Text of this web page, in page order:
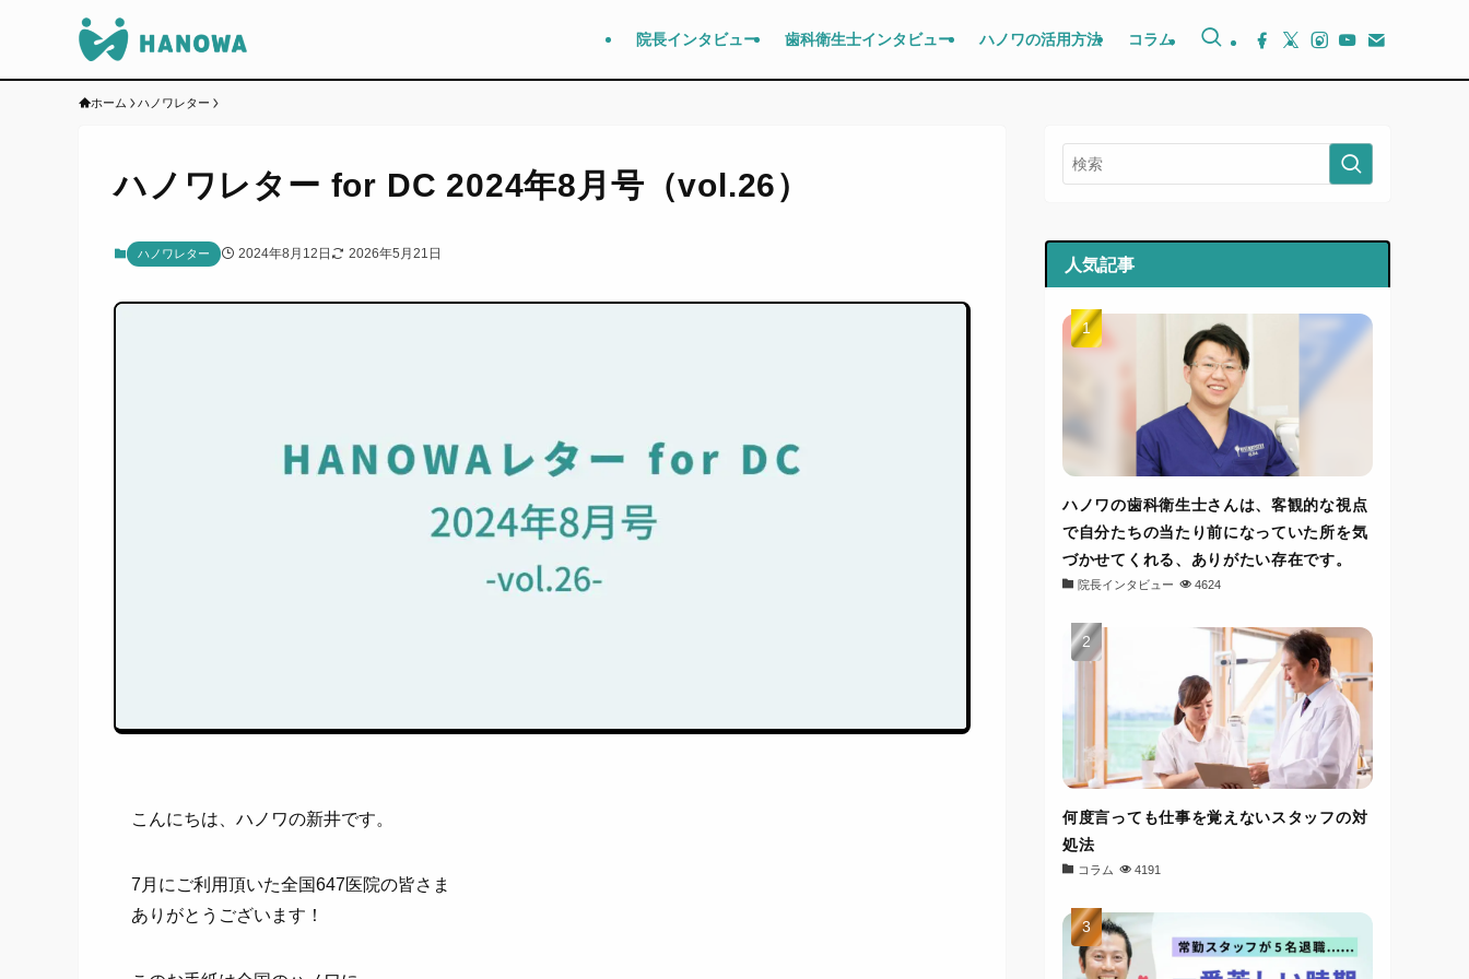
院長インタビュー 歯科衛生士インタビュー ハノワの活用方法 コラム
ホーム ハノワレター
ハノワレター for DC 2024年8月号（vol.26）
ハノワレター 2024年8月12日 2026年5月21日
こんにちは、ハノワの新井です。
7月にご利用頂いた全国647医院の皆さま
ありがとうございます！
人気記事
ハノワの歯科衛生士さんは、客観的な視点
で自分たちの当たり前になっていた所を気
づかせてくれる、ありがたい存在です。
院長インタビュー 4624
何度言っても仕事を覚えないスタッフの対
処法
コラム 4191